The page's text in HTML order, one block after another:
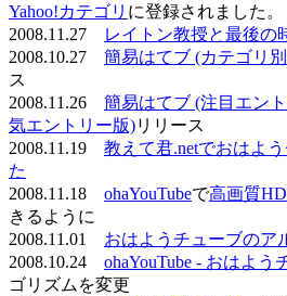
Yahoo!カテゴリ に登録されました。
2008.11.27
レイトン教授と最後の
2008.10.27 簡易はてブ (カテゴリ
ス
2008.11.26 簡易はてブ (注目エン
気エントリー版)リリース
2008.11.19 教えて君.netでおはよ
た
2008.11.18 ohaYouTubeで高画質
きるように
2008.11.01 おはようチューブのア
2008.10.24 ohaYouTube - おはよう
ゴリズムを変更